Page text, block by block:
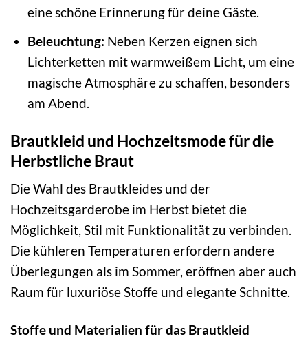
eine schöne Erinnerung für deine Gäste.
Beleuchtung: Neben Kerzen eignen sich
Lichterketten mit warmweißem Licht, um eine
magische Atmosphäre zu schaffen, besonders
am Abend.
Brautkleid und Hochzeitsmode für die
Herbstliche Braut
Die Wahl des Brautkleides und der
Hochzeitsgarderobe im Herbst bietet die
Möglichkeit, Stil mit Funktionalität zu verbinden.
Die kühleren Temperaturen erfordern andere
Überlegungen als im Sommer, eröffnen aber auch
Raum für luxuriöse Stoffe und elegante Schnitte.
Stoffe und Materialien für das Brautkleid